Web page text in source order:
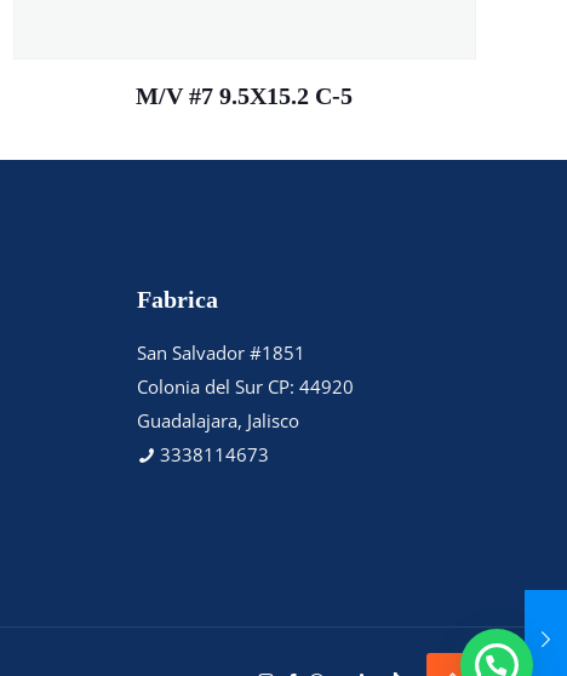
M/V #7 9.5X15.2 C-5
Fabrica
San Salvador #1851
Colonia del Sur CP: 44920
Guadalajara, Jalisco
3338114673